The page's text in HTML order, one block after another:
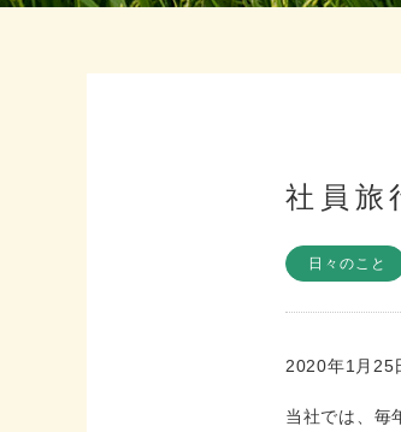
社員旅
日々のこと
2020年1月25
当社では、毎